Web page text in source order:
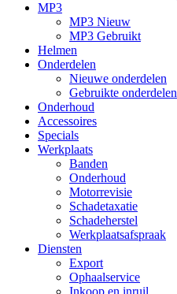
MP3
MP3 Nieuw
MP3 Gebruikt
Helmen
Onderdelen
Nieuwe onderdelen
Gebruikte onderdelen
Onderhoud
Accessoires
Specials
Werkplaats
Banden
Onderhoud
Motorrevisie
Schadetaxatie
Schadeherstel
Werkplaatsafspraak
Diensten
Export
Ophaalservice
Inkoop en inruil